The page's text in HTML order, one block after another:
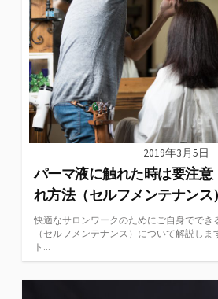
2019年3月5日
パーマ液に触れた時は要注意
れ方法（セルフメンテナンス
快適なサロンワークのためにご自身ででき
（セルフメンテナンス）について解説しま
ト...